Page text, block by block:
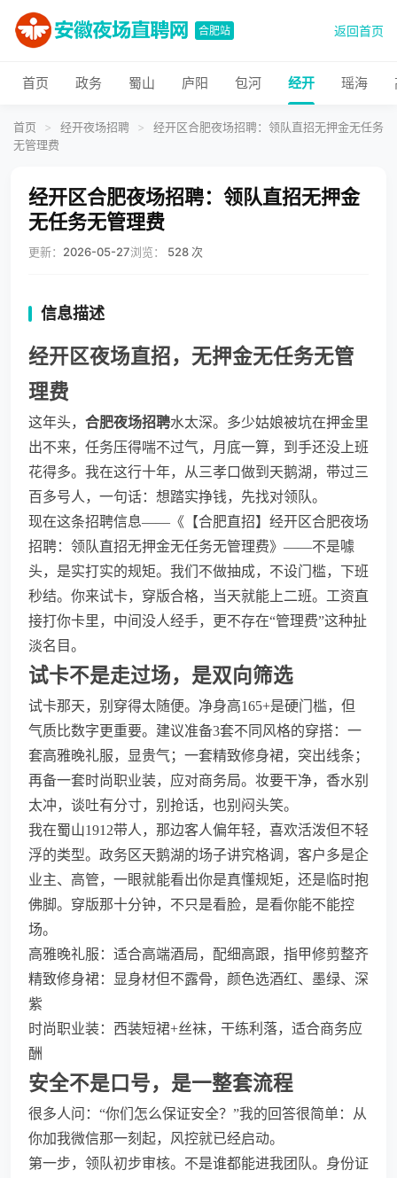
合肥站 返回首页
首页 政务 蜀山 庐阳 包河 经开 瑶海
首页 > 经开夜场招聘 >
经开区合肥夜场招聘：领队直招无押金无任务
无管理费
经开区合肥夜场招聘：领队直招无押金
无任务无管理费
更新： 2026-05-27浏览： 528 次
信息描述
经开区夜场直招，无押金无任务无管
理费
这年头， 合肥夜场招聘水太深。多少姑娘被坑在押金里
出不来，任务压得喘不过气，月底一算，到手还没上班
花得多。我在这行十年，从三孝口做到天鹅湖，带过三
百多号人，一句话：想踏实挣钱，先找对领队。
现在这条招聘信息——《【合肥直招】经开区合肥夜场
招聘：领队直招无押金无任务无管理费》——不是噱
头，是实打实的规矩。我们不做抽成，不设门槛，下班
秒结。你来试卡，穿版合格，当天就能上二班。工资直
接打你卡里，中间没人经手，更不存在“管理费”这种扯
淡名目。
试卡不是走过场，是双向筛选
试卡那天，别穿得太随便。净身高165+是硬门槛，但
气质比数字更重要。建议准备3套不同风格的穿搭：一
套高雅晚礼服，显贵气；一套精致修身裙，突出线条；
再备一套时尚职业装，应对商务局。妆要干净，香水别
太冲，谈吐有分寸，别抢话，也别闷头笑。
我在蜀山1912带人，那边客人偏年轻，喜欢活泼但不轻
浮的类型。政务区天鹅湖的场子讲究格调，客户多是企
业主、高管，一眼就能看出你是真懂规矩，还是临时抱
佛脚。穿版那十分钟，不只是看脸，是看你能不能控
场。
高雅晚礼服：适合高端酒局，配细高跟，指甲修剪整齐
精致修身裙：显身材但不露骨，颜色选酒红、墨绿、深
紫
时尚职业装：西装短裙+丝袜，干练利落，适合商务应
酬
安全不是口号，是一整套流程
很多人问：“你们怎么保证安全？”我的回答很简单：从
你加我微信那一刻起，风控就已经启动。
第一步，领队初步审核。不是谁都能进我团队。身份证